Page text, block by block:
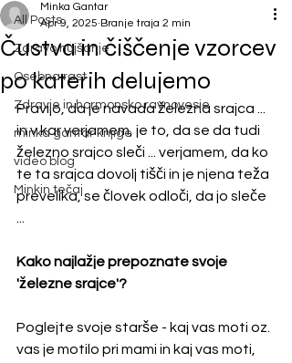
All Posts
Zdravo hujšanje
Osebna rast
Zdravje in hormonsko ravnovesje
minka gantar knjige
video blog
Minkin tečaj
Čustva in čiščenje vzorcev
po katerih delujemo
Minka Gantar
Apr 9, 2025 Branje traja 2 min
Pravijo, da je navada železna srajca ...
in v kar verjamem, je to, da se da tudi
železno srajco sleči ... verjamem, da ko
te ta srajca dovolj tišči in je njena teža
prevelika, se človek odloči, da jo sleče
Kako najlažje prepoznate svoje
'železne srajce'?
Poglejte svoje starše - kaj vas moti oz.
vas je motilo pri mami in kaj vas moti,